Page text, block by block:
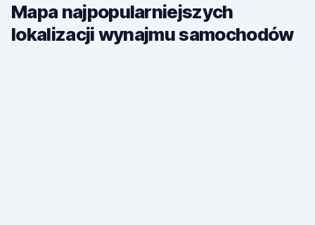
Mapa najpopularniejszych
lokalizacji wynajmu samochodów